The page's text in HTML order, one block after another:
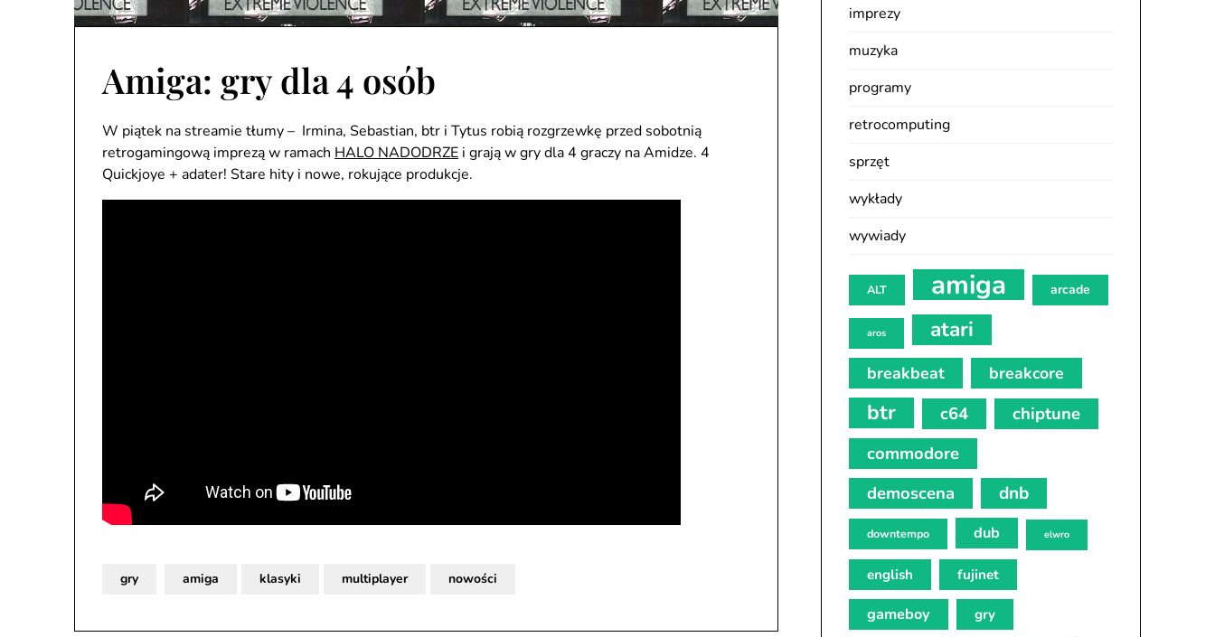
Amiga: gry dla 4 osób
W piątek na streamie tłumy – Irmina, Sebastian, btr i Tytus robią rozgrzewkę przed sobotnią
retrogamingową imprezą w ramach HALO NADODRZE i grają w gry dla 4 graczy na Amidze. 4
Quickjoye + adater! Stare hity i nowe, rokujące produkcje.
gry amiga klasyki multiplayer nowości
imprezy
muzyka
programy
retrocomputing
sprzęt
wykłady
wywiady
ALT amiga arcade
aros atari
breakbeat breakcore
btr c64
chiptune
commodore
demoscena
dnb
downtempo dub elwro
english fujinet
gameboy gry